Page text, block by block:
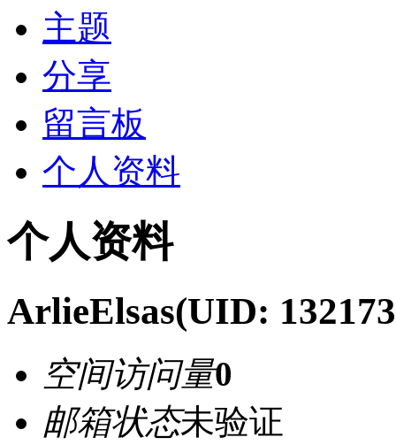
主题
分享
留言板
个人资料
个人资料
ArlieElsas(UID:
空间访问量0
邮箱状态未验证